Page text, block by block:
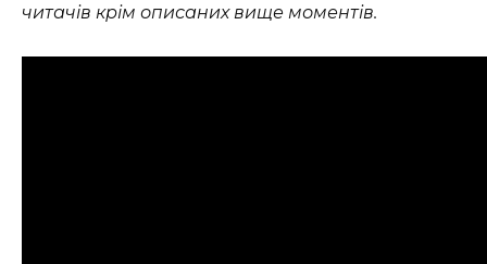
читачів крім описаних вище моментів.